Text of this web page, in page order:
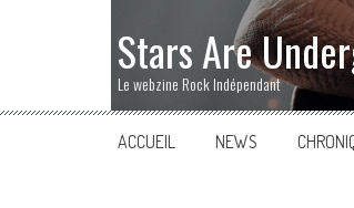
Stars Are
Le webzine Rock Indépendant
ACCUEIL NEWS